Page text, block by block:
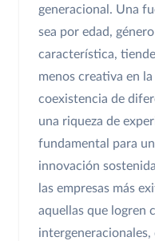
generacional. Una
sea por edad,
característica,
menos creativa en
coexistencia de
una riqueza de
fundamental para
innovación
las empresas más
aquellas que logren